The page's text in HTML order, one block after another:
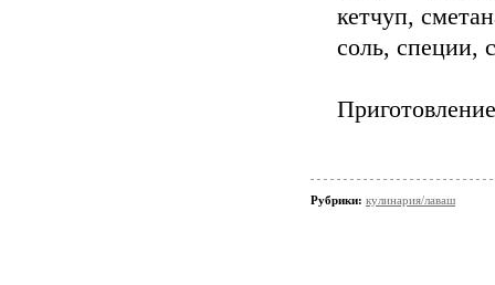
кетчуп,
соль, специи,
Рубрики: кулинария/лаваш